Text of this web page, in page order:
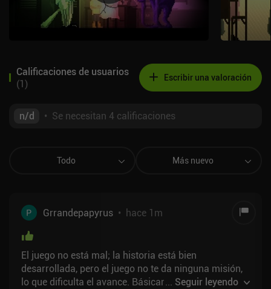
Calificaciones de usuarios
(1) Escribir una valoración
n/d • Se necesitan 4 calificaciones
Todo Más nuevo
Grrandepapyrus • hace 1m
El juego no está mal; la historia está bien
desarrollada, pero el juego no te da ninguna misión,
lo que dificulta el avance. Básicamente, tienes que
... Seguir leyendo